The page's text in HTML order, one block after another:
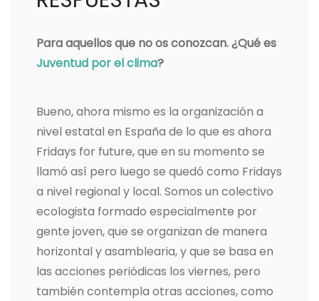
Para aquellos que no os conozcan. ¿Qué es
Juventud por el clima?
Bueno, ahora mismo es la organización a
nivel estatal en España de lo que es ahora
Fridays for future, que en su momento se
llamó así pero luego se quedó como Fridays
a nivel regional y local. Somos un colectivo
ecologista formado especialmente por
gente joven, que se organizan de manera
horizontal y asamblearia, y que se basa en
las acciones periódicas los viernes, pero
también contempla otras acciones, como